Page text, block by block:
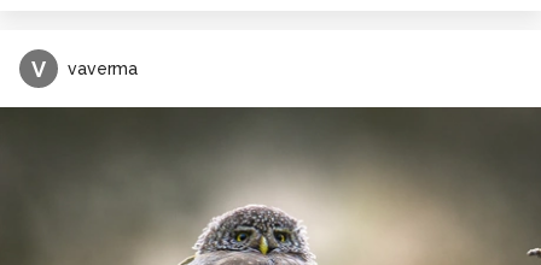
V vaverma